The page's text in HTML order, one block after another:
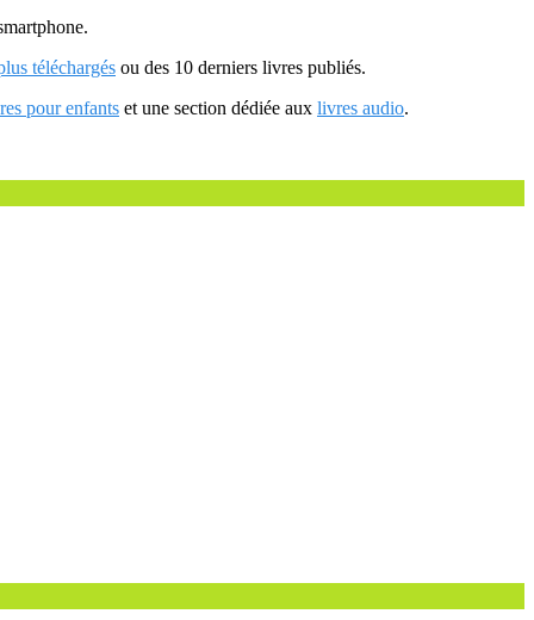
téléchargés ou des 10 derniers livres publiés.
pour enfants et une section dédiée aux livres audio.